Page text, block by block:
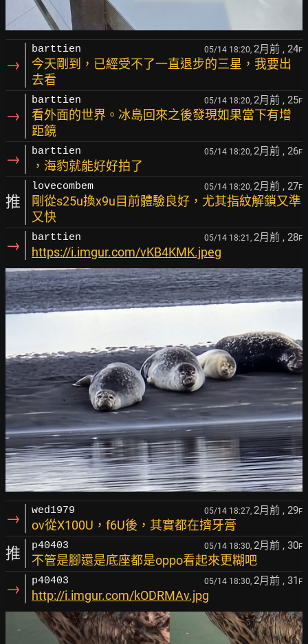
→
barttien 05/14 18:20, 2月前 , 24F
今天剛到，已經受不了一直退步的三星，我要出
去看
→
barttien 05/14 18:20, 2月前 , 25F
看外面的世界。冰島回來之後發現如果當下有增
距鏡
→ barttien 05/14 18:20, 2月前 , 26F
，海豹就能好好拍了
推
lovecombem 05/14 18:20, 2月前 , 27F
剛從s25u換x9u目前體驗良好，尤其指紋解鎖又準
又快
→ barttien 05/14 18:21, 2月前 , 28F
https://i.imgur.com/vKB4KMK.jpeg
→ wed1979 05/14 18:27, 2月前 , 29F
ov從X100U，f6U後，其實都在擠牙膏
推 p40403 05/14 18:30, 2月前 , 30F
不管是腳還是底座都是oppo看起來更糊吧
→ p40403 05/14 18:30, 2月前 , 31 F
http://i.imgur.com/kODRMAv.jpg